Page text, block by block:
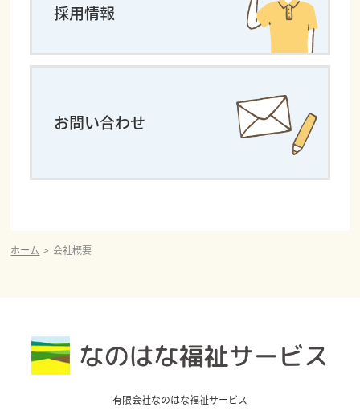
採用情報
お問い合わせ
ホーム 会社概要
有限会社なのはな福祉サービス